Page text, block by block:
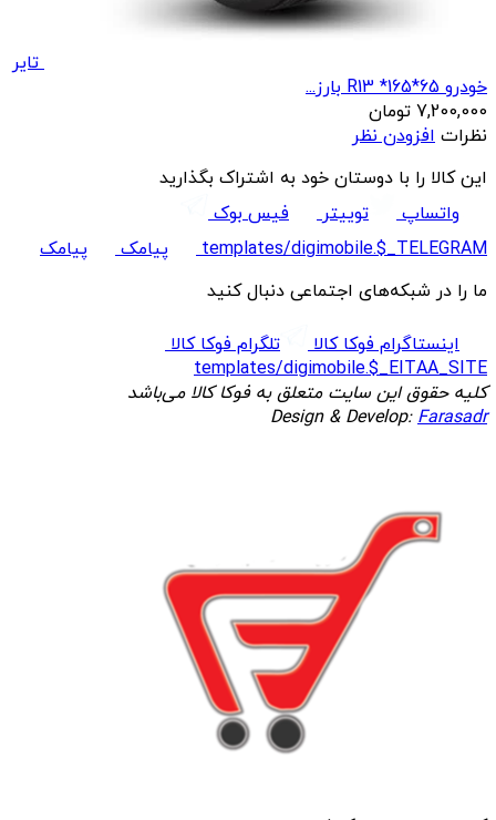
تایر
خودرو R13 *165*65 بارز...
7,200,000 تومان
نظرات افزودن نظر
این کالا را با دوستان خود به اشتراک بگذارید
واتساپ
توییتر
فیس بوک
templates/digimobile.$_TELEGRAM
پیامک
پیامک
ما را در شبکه‌های اجتماعی دنبال کنید
اینستاگرام فوکا کالا
تلگرام فوکا کالا
templates/digimobile.$_EITAA_SITE
کلیه حقوق این سایت متعلق به فوکا کالا می‌باشد
Design & Develop:Farasadr